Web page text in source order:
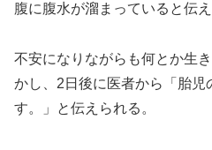
腹に腹水が溜まっていると伝え
不安になりながらも何とか生
かし、2日後に医者から「胎児
す。」と伝えられる。